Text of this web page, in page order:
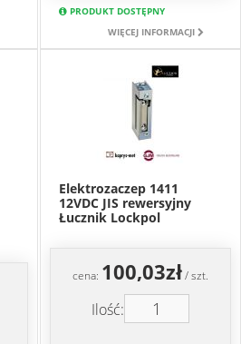
PRODUKT DOSTĘPNY
WIĘCEJ INFORMACJI
Elektrozaczep 1411
12VDC JIS rewersyjny
Łucznik Lockpol
cena: 100,03zł/ szt.
Ilość: